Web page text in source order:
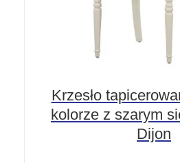
Krzesło
kolorze z szarym
Dijon